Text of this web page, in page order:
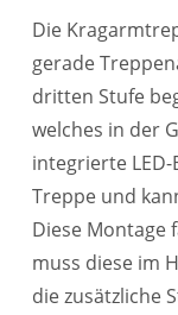
Die
gerade
dritten Stufe
welches in der
integrierte
Treppe und
Diese Montage
muss diese im
die zusätzliche